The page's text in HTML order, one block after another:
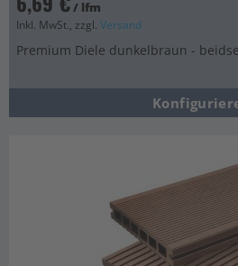
/ lfm
Inkl. MwSt., zzgl. Versand
Premium Diele dunkelbraun -